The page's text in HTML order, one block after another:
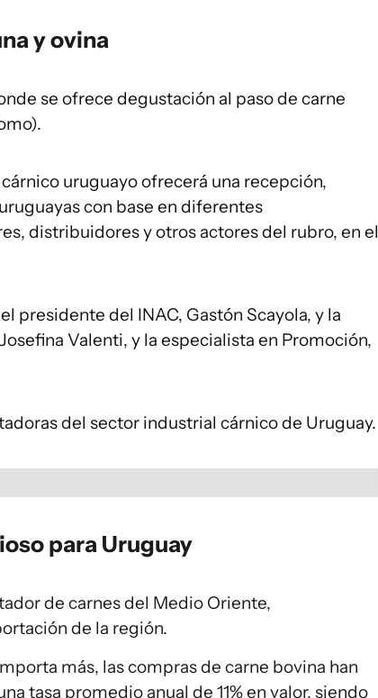
y ovina
se ofrece degustación al paso de carne
uruguayo ofrecerá una recepción,
con base en diferentes
distribuidores y otros actores del rubro, en el
presidente del INAC, Gastón Scayola, y la
Valenti, y la especialista en Promoción,
del sector industrial cárnico de Uruguay.
para Uruguay
de carnes del Medio Oriente,
de la región.
más, las compras de carne bovina han
tasa promedio anual de 11% en valor, siendo